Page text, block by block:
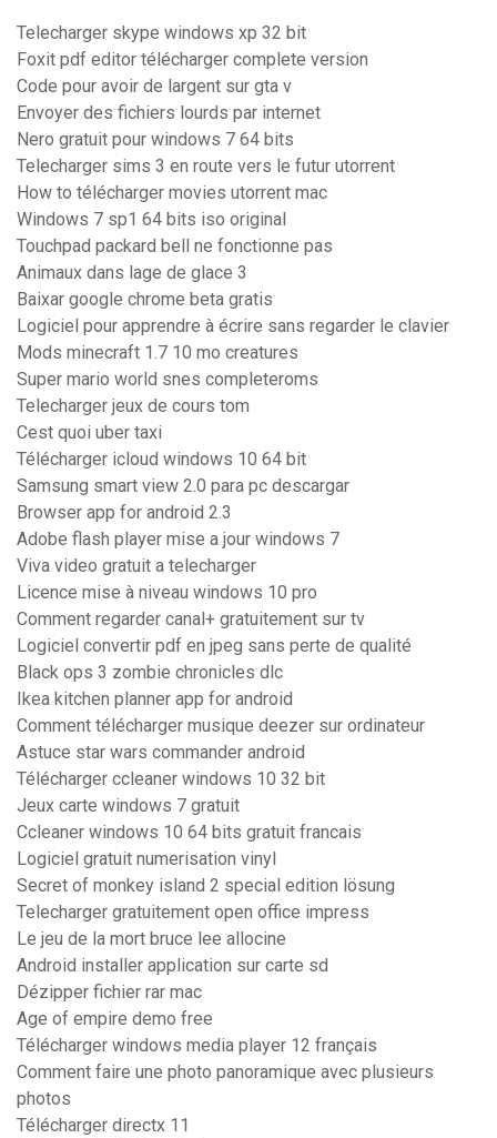
Telecharger skype windows xp 32 bit
Foxit pdf editor télécharger complete version
Code pour avoir de largent sur gta v
Envoyer des fichiers lourds par internet
Nero gratuit pour windows 7 64 bits
Telecharger sims 3 en route vers le futur utorrent
How to télécharger movies utorrent mac
Windows 7 sp1 64 bits iso original
Touchpad packard bell ne fonctionne pas
Animaux dans lage de glace 3
Baixar google chrome beta gratis
Logiciel pour apprendre à écrire sans regarder le clavier
Mods minecraft 1.7 10 mo creatures
Super mario world snes completeroms
Telecharger jeux de cours tom
Cest quoi uber taxi
Télécharger icloud windows 10 64 bit
Samsung smart view 2.0 para pc descargar
Browser app for android 2.3
Adobe flash player mise a jour windows 7
Viva video gratuit a telecharger
Licence mise à niveau windows 10 pro
Comment regarder canal+ gratuitement sur tv
Logiciel convertir pdf en jpeg sans perte de qualité
Black ops 3 zombie chronicles dlc
Ikea kitchen planner app for android
Comment télécharger musique deezer sur ordinateur
Astuce star wars commander android
Télécharger ccleaner windows 10 32 bit
Jeux carte windows 7 gratuit
Ccleaner windows 10 64 bits gratuit francais
Logiciel gratuit numerisation vinyl
Secret of monkey island 2 special edition lösung
Telecharger gratuitement open office impress
Le jeu de la mort bruce lee allocine
Android installer application sur carte sd
Dézipper fichier rar mac
Age of empire demo free
Télécharger windows media player 12 français
Comment faire une photo panoramique avec plusieurs
photos
Télécharger directx 11